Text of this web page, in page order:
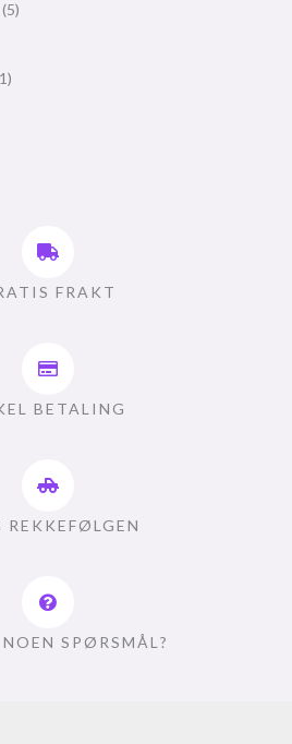
5
FRAKT
BETALING
REKKEFØLGEN
SPØRSMÅL?